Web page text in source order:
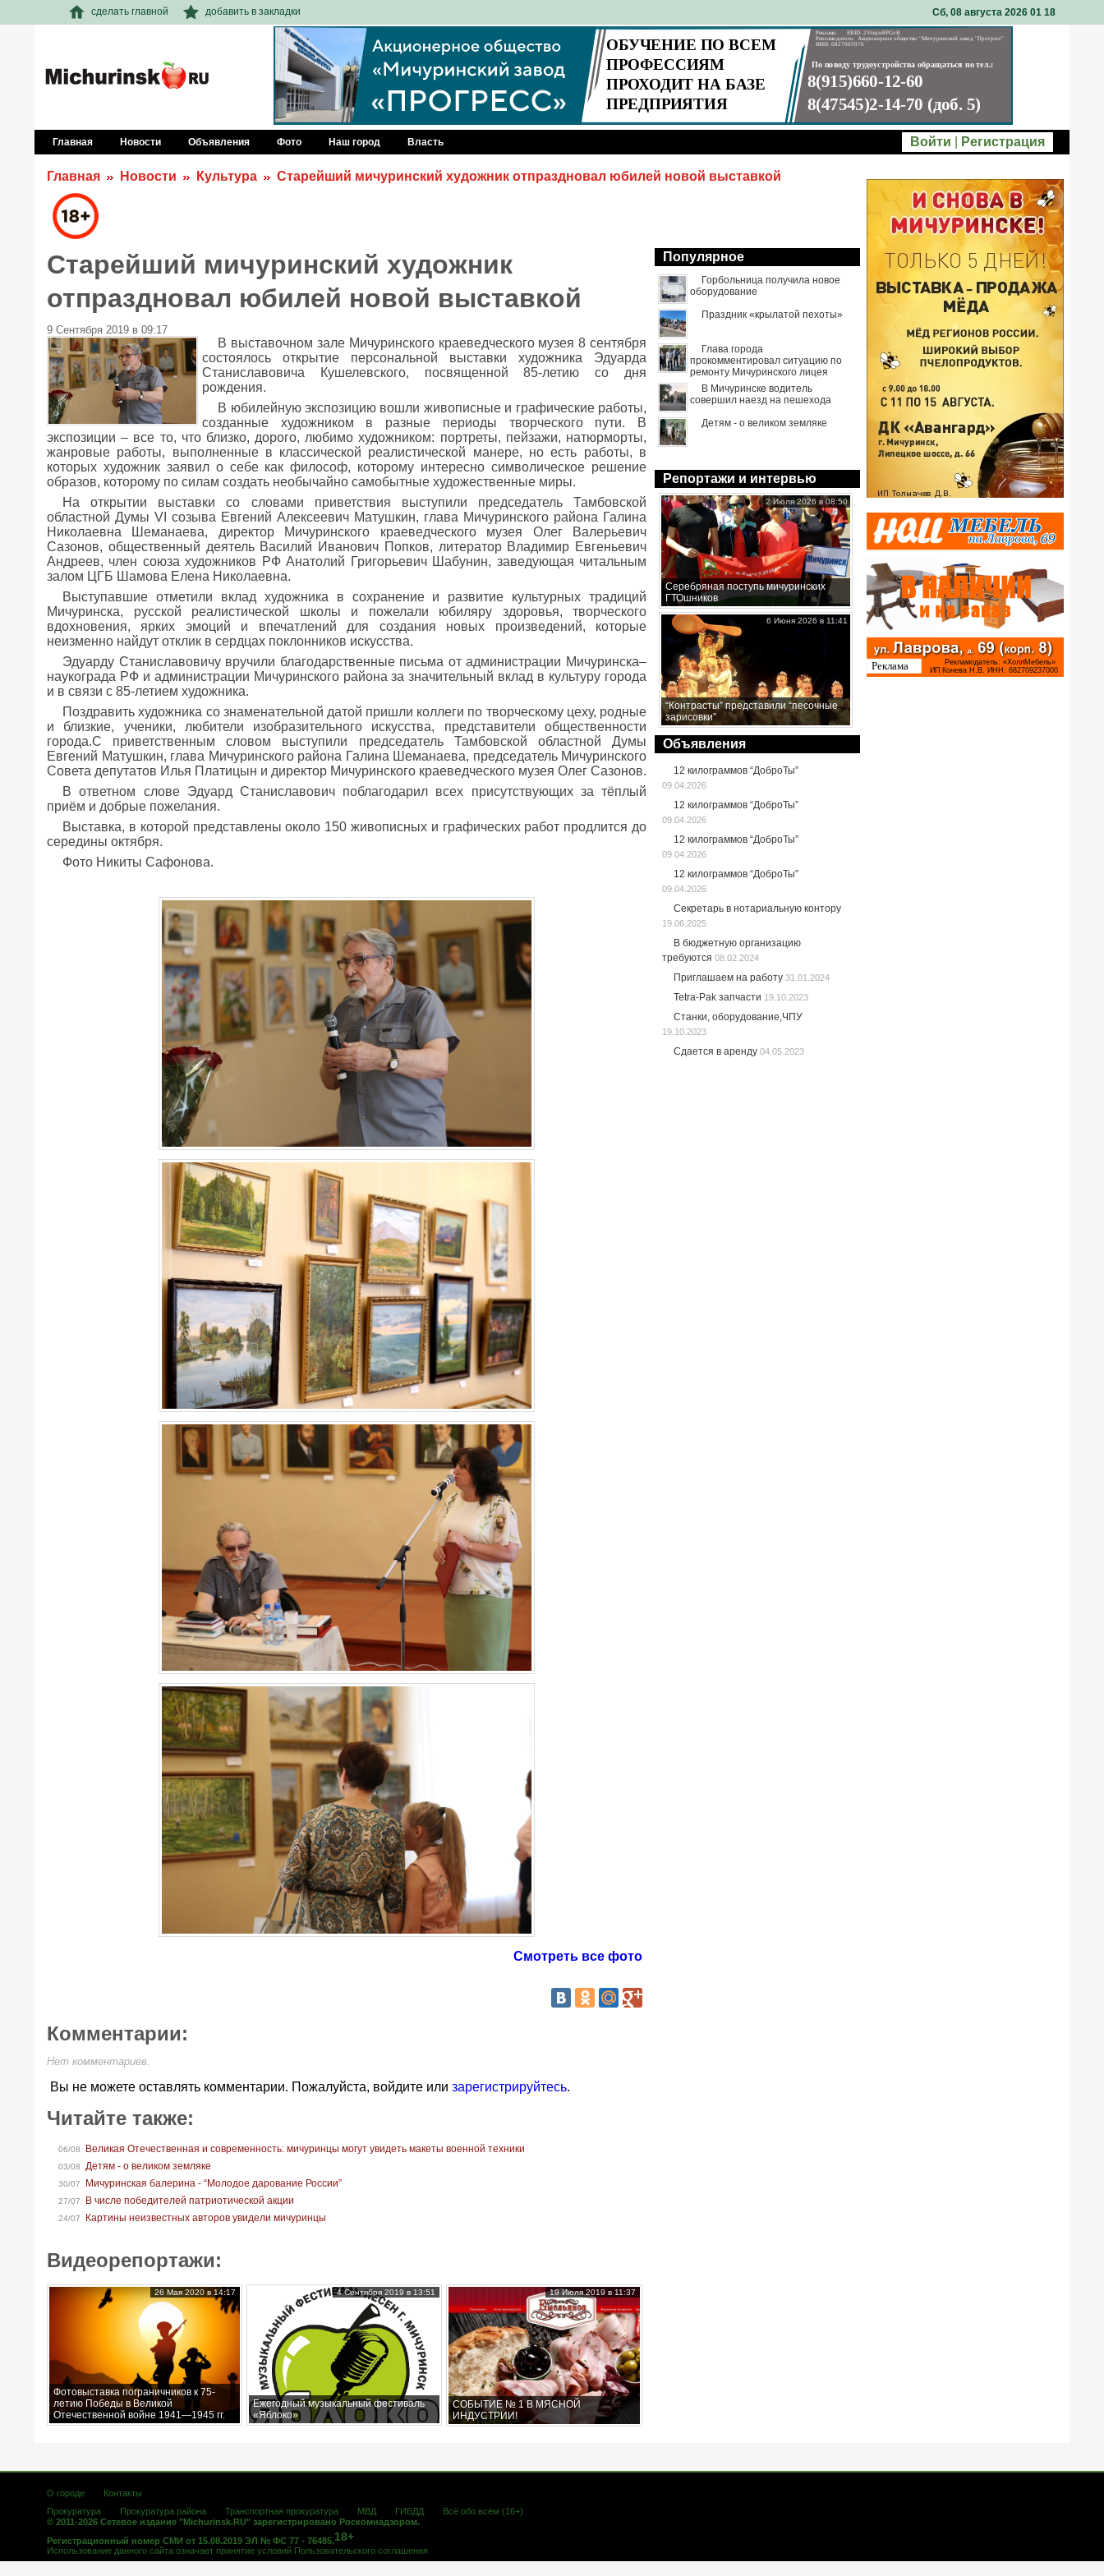
сделать главной добавить в закладки Сб, 08 августа 2026 01: 18
Главная Новости Объявления Фото Наш город Власть Войти Регистрация
Главная Новости Культура Старейший мичуринский художник отпраздновал юбилей новой выставкой
Старейший мичуринский художник
отпраздновал юбилей новой выставкой
9 Сентября 2019 в 09:17
В выставочном зале Мичуринского краеведческого музея 8 сентября
состоялось открытие персональной выставки художника Эдуарда
Станиславовича Кушелевского, посвященной 85-летию со дня
рождения.
В юбилейную экспозицию вошли живописные и графические работы,
созданные художником в разные периоды творческого пути. В
экспозиции – все то, что близко, дорого, любимо художником: портреты, пейзажи, натюрморты,
жанровые работы, выполненные в классической реалистической манере, но есть работы, в
которых художник заявил о себе как философ, которому интересно символическое решение
образов, которому по силам создать необычайно самобытные художественные миры.
На открытии выставки со словами приветствия выступили председатель Тамбовской
областной Думы VI созыва Евгений Алексеевич Матушкин, глава Мичуринского района Галина
Николаевна Шеманаева, директор Мичуринского краеведческого музея Олег Валерьевич
Сазонов, общественный деятель Василий Иванович Попков, литератор Владимир Евгеньевич
Андреев, член союза художников РФ Анатолий Григорьевич Шабунин, заведующая читальным
залом ЦГБ Шамова Елена Николаевна.
Выступавшие отметили вклад художника в сохранение и развитие культурных традиций
Мичуринска, русской реалистической школы и пожелали юбиляру здоровья, творческого
вдохновения, ярких эмоций и впечатлений для создания новых произведений, которые
неизменно найдут отклик в сердцах поклонников искусства.
Эдуарду Станиславовичу вручили благодарственные письма от администрации Мичуринска–
наукограда РФ и администрации Мичуринского района за значительный вклад в культуру города
и в связи с 85-летием художника.
Поздравить художника со знаменательной датой пришли коллеги по творческому цеху, родные
и близкие, ученики, любители изобразительного искусства, представители общественности
города.С приветственным словом выступили председатель Тамбовской областной Думы
Евгений Матушкин, глава Мичуринского района Галина Шеманаева, председатель Мичуринского
Совета депутатов Илья Платицын и директор Мичуринского краеведческого музея Олег Сазонов.
В ответном слове Эдуард Станиславович поблагодарил всех присутствующих за тёплый
приём и добрые пожелания.
Выставка, в которой представлены около 150 живописных и графических работ продлится до
середины октября.
Фото Никиты Сафонова.
Смотреть все фото
Комментарии:
Нет комментариев.
Вы не можете оставлять комментарии. Пожалуйста, войдите или зарегистрируйтесь.
Читайте также:
06/08 Великая Отечественная и современность: мичуринцы могут увидеть макеты военной техники
03/08 Детям - о великом земляке
30/07 Мичуринская балерина - “Молодое дарование России”
27/07 В числе победителей патриотической акции
24/07 Картины неизвестных авторов увидели мичуринцы
Видеорепортажи:
Фотовыставка пограничников к 75-
летию Победы в Великой
Отечественной войне 1941—1945 гг.
26 Мая 2020 в 14:17
Ежегодный музыкальный фестиваль
«Яблоко»
4 Сентября 2019 в 13:51
СОБЫТИЕ № 1 В МЯСНОЙ
ИНДУСТРИИ!
19 Июля 2019 в 11:37
Популярное
Горбольница получила новое
оборудование
Праздник «крылатой пехоты»
Глава города
прокомментировал ситуацию по
ремонту Мичуринского лицея
В Мичуринске водитель
совершил наезд на пешехода
Детям - о великом земляке
Репортажи и интервью
Серебряная поступь мичуринских
ГТОшников
2 Июля 2026 в 08:50
“Контрасты” представили “песочные
зарисовки”
6 Июня 2026 в 11:41
Объявления
12 килограммов “ДоброТы”
09.04.2026
12 килограммов “ДоброТы”
09.04.2026
12 килограммов “ДоброТы”
09.04.2026
12 килограммов “ДоброТы”
09.04.2026
Секретарь в нотариальную контору
19.06.2025
В бюджетную организацию
требуются 08.02.2024
Приглашаем на работу 31.01.2024
Tetra-Pak запчасти 19.10.2023
Станки, оборудование,ЧПУ
19.10.2023
Сдается в аренду 04.05.2023
О городе
Контакты
Прокуратура
Прокуратура района Транспортная прокуратура МВД ГИБДД
Всё обо всём (16+)
© 2011-2026 Сетевое издание "Michurinsk.RU" зарегистрировано Роскомнадзором.
Регистрационный номер СМИ от 15.08.2019 ЭЛ № ФС 77 - 76485.18+
Использование данного сайта означает принятие условий Пользовательского соглашения